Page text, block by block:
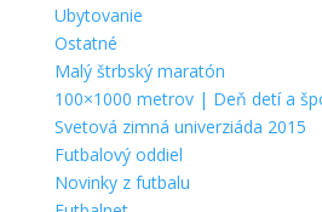
Ubytovanie
Ostatné
Malý štrbský maratón
100×1000 metrov | Deň detí a
Svetová zimná univerziáda 2015
Futbalový oddiel
Novinky z futbalu